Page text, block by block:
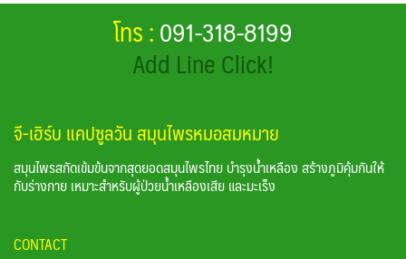
โทร :091-318-8199
Add Line Click!
จี-เฮิร์บ แคปซูลวัน สมุนไพรหมอสมหมาย
สมุนไพรสกัดเข้มข้นจากสุดยอดสมุนไพรไทย บำรุงน้ำเหลือง สร้างภูมิคุ้มกันให้
กับร่างกาย เหมาะสำหรับผู้ป่วยน้ำเหลืองเสีย และมะเร็ง
CONTACT